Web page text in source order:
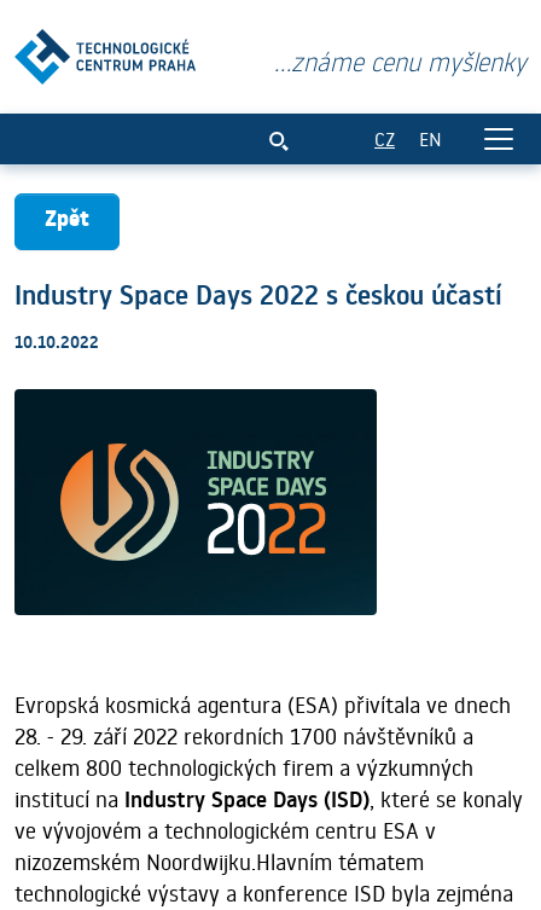
...známe cenu myšlenky
CZ EN
Zpět
Industry Space Days 2022 s českou účastí
10.10.2022
Evropská kosmická agentura (ESA) přivítala ve dnech
28. - 29. září 2022 rekordních 1700 návštěvníků a
celkem 800 technologických firem a výzkumných
institucí na Industry Space Days (ISD), které se konaly
ve vývojovém a technologickém centru ESA v
nizozemském Noordwijku.Hlavním tématem
technologické výstavy a konference ISD byla zejména